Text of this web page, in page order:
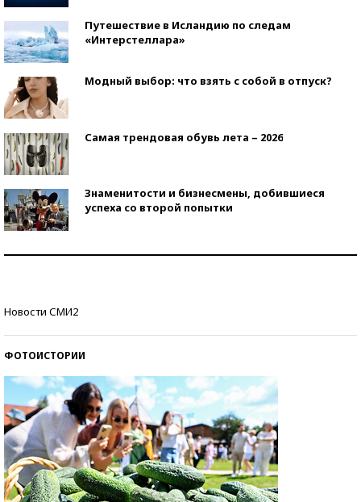
Путешествие в Исландию по следам
«Интерстеллара»
Модный выбор: что взять с собой в отпуск?
Самая трендовая обувь лета – 2026
Знаменитости и бизнесмены, добившиеся
успеха со второй попытки
Новости СМИ2
ФОТОИСТОРИИ